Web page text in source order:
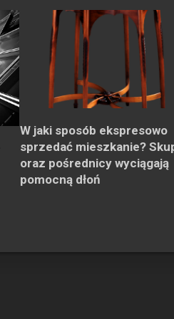
W jaki sposób ekspresowo
sprzedać mieszkanie?
oraz pośrednicy wyciągają
pomocną dłoń